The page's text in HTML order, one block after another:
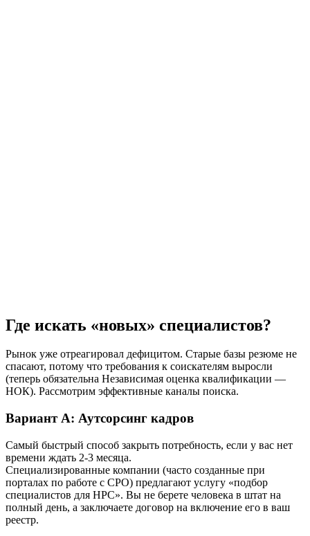
Где искать «новых» специалистов?
Рынок уже отреагировал дефицитом. Старые базы резюме не
спасают, потому что требования к соискателям выросли
(теперь обязательна Независимая оценка квалификации —
НОК). Рассмотрим эффективные каналы поиска.
Вариант А: Аутсорсинг кадров
Самый быстрый способ закрыть потребность, если у вас нет
времени ждать 2-3 месяца.
Специализированные компании (часто созданные при
порталах по работе с СРО) предлагают услугу «подбор
специалистов для НРС». Вы не берете человека в штат на
полный день, а заключаете договор на включение его в ваш
реестр.